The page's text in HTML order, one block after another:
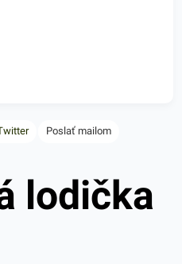
Poslať mailom
lodička